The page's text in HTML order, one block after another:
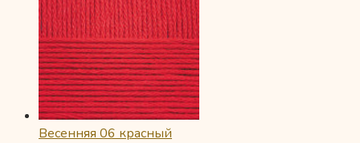
Весенняя 06 красный